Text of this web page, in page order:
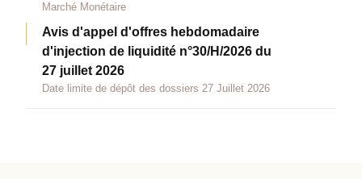
Marché Monétaire
Avis d'appel d'offres hebdomadaire
d'injection de liquidité n°30/H/2026 du
27 juillet 2026
Date limite de dépôt des dossiers 27 Juillet 2026